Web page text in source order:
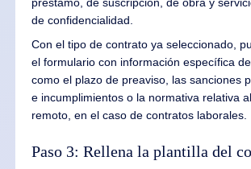
de confidencialidad.
Con el tipo de contrato ya seleccionado,
el formulario con información específica
como el plazo de preaviso, las sanciones
e incumplimientos o la normativa relativa
remoto, en el caso de contratos laborales.
Paso 3: Rellena la plantilla del